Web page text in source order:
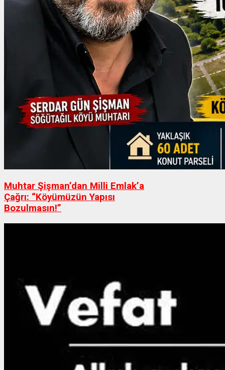
Muhtar Şişman’dan Milli Emlak’a
Çağrı: “Köyümüzün Yapısı
Bozulmasın!”